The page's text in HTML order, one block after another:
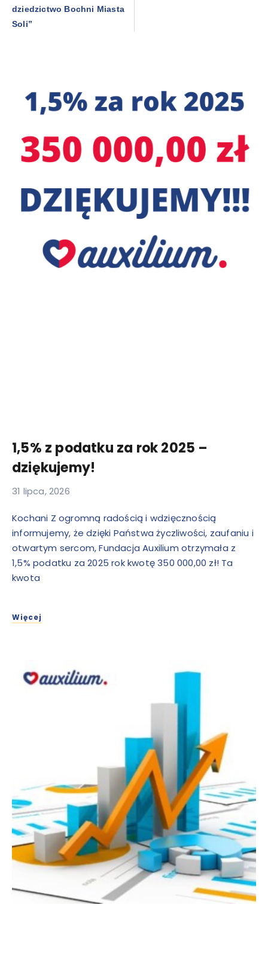
dziedzictwo Bochni Miasta
Soli”
1,5% z podatku za rok 2025 –
dziękujemy!
31 lipca, 2026
Kochani Z ogromną radością i wdzięcznością
informujemy, że dzięki Państwa życzliwości, zaufaniu i
otwartym sercom, Fundacja Auxilium otrzymała z
1,5% podatku za 2025 rok kwotę 350 000,00 zł! Ta
kwota
Więcej